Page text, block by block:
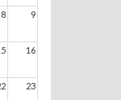
8 9
16
23